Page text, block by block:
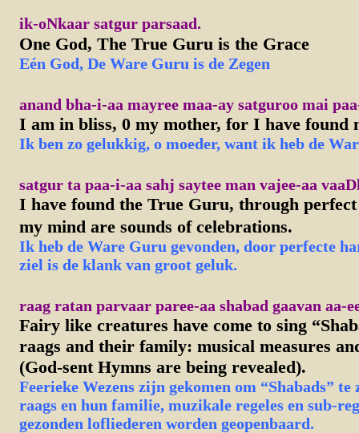
ik-oNkaar satgur parsaad.
One God, The True Guru is the Grace
Eén God, De Ware Guru is de Zegen
anand bha-i-aa mayree maa-ay satguroo mai
I am in bliss, 0 my mother, for I have found
Ik ben zo gelukkig, o moeder, want ik heb de
satgur ta paa-i-aa sahj saytee man vajee-aa
I have found the True Guru, through
my mind are sounds of celebrations.
Ikheb de Ware Guru gevonden, door perfecte
ziel is de klank van groot geluk.
raag ratan parvaar paree-aa shabad gaavan aa-
Fairy like creatures have come to sing
raags and their family: musical measures
(God-sent Hymns are being revealed).
Feerieke Wezens zijn gekomen om “Shabads”
raags en hun familie, muzikale regeles en sub-
gezonden lofliederen worden geopenbaard.